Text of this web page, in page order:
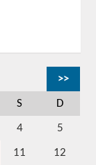
>>
S D
4 5
11 12